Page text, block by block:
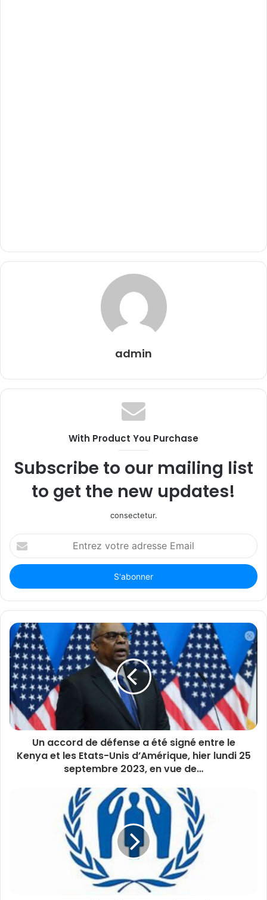
admin
With Product You Purchase
Subscribe to our mailing list
to get the new updates!
consectetur.
Entrez
votre
adresse
Email
Un accord de défense a été signé entre le
Kenya et les Etats-Unis d’Amérique, hier lundi 25
septembre 2023, en vue de…